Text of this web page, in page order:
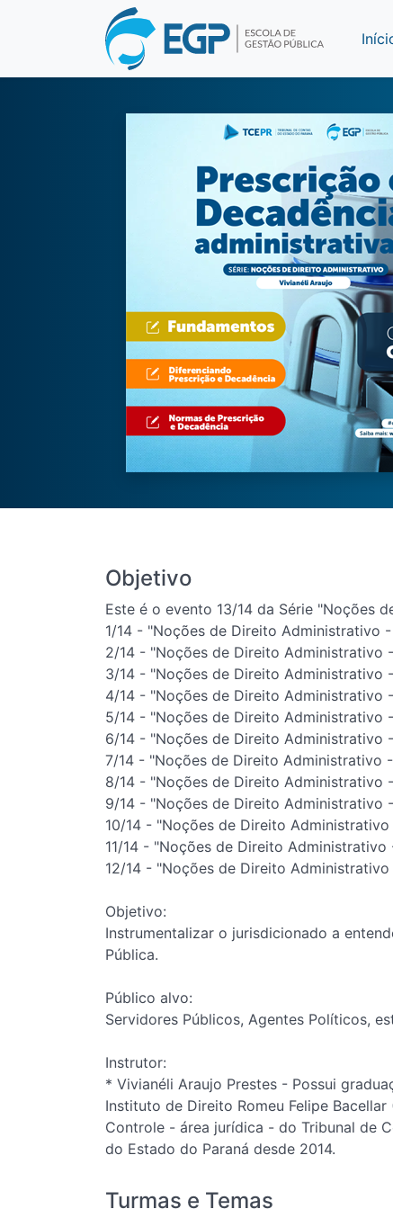
Objetivo
Este é o evento 13/14 da Série "Noções
1/14 - "Noções de Direito Administrativo
2/14 - "Noções de Direito Administrativo
3/14 - "Noções de Direito Administrativo
4/14 - "Noções de Direito Administrativo
5/14 - "Noções de Direito Administrativo
6/14 - "Noções de Direito Administrativo
7/14 - "Noções de Direito Administrativo
8/14 - "Noções de Direito Administrativo
9/14 - "Noções de Direito Administrativo
10/14 - "Noções de Direito Administrativo
11/14 - "Noções de Direito
12/14 - "Noções de Direito
Objetivo:
Instrumentalizar o jurisdicionado a
Pública.
Público alvo:
Servidores Públicos, Agentes Políticos,
Instrutor:
* Vivianéli Araujo Prestes - Possui
Instituto de Direito Romeu Felipe
Controle - área jurídica - do Tribunal de
do Estado do Paraná desde 2014.
Turmas e Temas